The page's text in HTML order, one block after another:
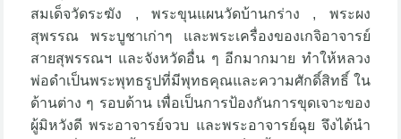
สมเด็จวัดระฆัง , พระขุนแผนวัดบ้านกร่าง , พระผง
สุพรรณ พระบูชาเก่าๆ และพระเครื่องของเกจิอาจารย์
สายสุพรรณฯ และจังหวัดอื่น ๆ อีกมากมาย ทำให้หลวง
พ่อดำเป็นพระพุทธรูปที่มีพุทธคุณและความศักดิ์สิทธิ์ ใน
ด้านต่าง ๆ รอบด้าน เพื่อเป็นการป้องกันการขุดเจาะของ
ผู้มิหวังดี พระอาจารย์จวบ และพระอาจารย์ฉุย จึงได้นำ